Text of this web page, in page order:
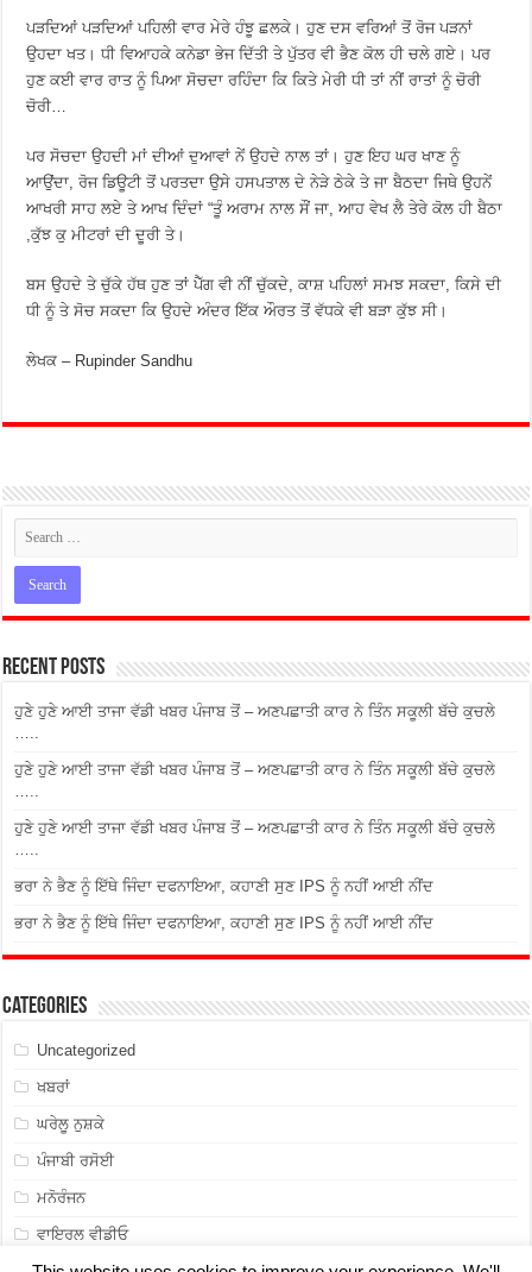
ਪੜਦਿਆਂ ਪੜਦਿਆਂ ਪਹਿਲੀ ਵਾਰ ਮੇਰੇ ਹੰਝੂ ਛਲਕੇ। ਹੁਣ ਦਸ ਵਰਿਆਂ ਤੋਂ ਰੋਜ ਪੜਨਾਂ
ਉਹਦਾ ਖਤ। ਧੀ ਵਿਆਹਕੇ ਕਨੇਡਾ ਭੇਜ ਦਿੱਤੀ ਤੇ ਪੁੱਤਰ ਵੀ ਭੈਣ ਕੋਲ ਹੀ ਚਲੇ ਗਏ। ਪਰ
ਹੁਣ ਕਈ ਵਾਰ ਰਾਤ ਨੂੰ ਪਿਆ ਸੋਚਦਾ ਰਹਿੰਦਾ ਕਿ ਕਿਤੇ ਮੇਰੀ ਧੀ ਤਾਂ ਨੀਂ ਰਾਤਾਂ ਨੂੰ ਚੋਰੀ
ਚੋਰੀ…
ਪਰ ਸੋਚਦਾ ਉਹਦੀ ਮਾਂ ਦੀਆਂ ਦੁਆਵਾਂ ਨੇਂ ਉਹਦੇ ਨਾਲ ਤਾਂ। ਹੁਣ ਇਹ ਘਰ ਖਾਣ ਨੂੰ
ਆਉਂਦਾ, ਰੋਜ ਡਿਊਟੀ ਤੋਂ ਪਰਤਦਾ ਉਸੇ ਹਸਪਤਾਲ ਦੇ ਨੇੜੇ ਠੇਕੇ ਤੇ ਜਾ ਬੈਠਦਾ ਜਿਥੇ ਉਹਨੇਂ
ਆਖਰੀ ਸਾਹ ਲਏ ਤੇ ਆਖ ਦਿੰਦਾਂ “ਤੂੰ ਅਰਾਮ ਨਾਲ ਸੌਂ ਜਾ, ਆਹ ਵੇਖ ਲੈ ਤੇਰੇ ਕੋਲ ਹੀ ਬੈਠਾ
,ਕੁੱਝ ਕੁ ਮੀਟਰਾਂ ਦੀ ਦੂਰੀ ਤੇ।
ਬਸ ਉਹਦੇ ਤੇ ਚੁੱਕੇ ਹੱਥ ਹੁਣ ਤਾਂ ਪੈੱਗ ਵੀ ਨੀਂ ਚੁੱਕਦੇ, ਕਾਸ਼ ਪਹਿਲਾਂ ਸਮਝ ਸਕਦਾ, ਕਿਸੇ ਦੀ
ਧੀ ਨੂੰ ਤੇ ਸੋਚ ਸਕਦਾ ਕਿ ਉਹਦੇ ਅੰਦਰ ਇੱਕ ਔਰਤ ਤੋਂ ਵੱਧਕੇ ਵੀ ਬੜਾ ਕੁੱਝ ਸੀ।
ਲੇਖਕ – Rupinder Sandhu
Recent Posts
ਹੁਣੇ ਹੁਣੇ ਆਈ ਤਾਜਾ ਵੱਡੀ ਖਬਰ ਪੰਜਾਬ ਤੋਂ – ਅਣਪਛਾਤੀ ਕਾਰ ਨੇ ਤਿੰਨ ਸਕੂਲੀ ਬੱਚੇ ਕੁਚਲੇ
…..
ਹੁਣੇ ਹੁਣੇ ਆਈ ਤਾਜਾ ਵੱਡੀ ਖਬਰ ਪੰਜਾਬ ਤੋਂ – ਅਣਪਛਾਤੀ ਕਾਰ ਨੇ ਤਿੰਨ ਸਕੂਲੀ ਬੱਚੇ ਕੁਚਲੇ
…..
ਹੁਣੇ ਹੁਣੇ ਆਈ ਤਾਜਾ ਵੱਡੀ ਖਬਰ ਪੰਜਾਬ ਤੋਂ – ਅਣਪਛਾਤੀ ਕਾਰ ਨੇ ਤਿੰਨ ਸਕੂਲੀ ਬੱਚੇ ਕੁਚਲੇ
…..
ਭਰਾ ਨੇ ਭੈਣ ਨੂੰ ਇੱਥੇ ਜਿੰਦਾ ਦਫਨਾਇਆ, ਕਹਾਣੀ ਸੁਣ IPS ਨੂੰ ਨਹੀਂ ਆਈ ਨੀਂਦ
ਭਰਾ ਨੇ ਭੈਣ ਨੂੰ ਇੱਥੇ ਜਿੰਦਾ ਦਫਨਾਇਆ, ਕਹਾਣੀ ਸੁਣ IPS ਨੂੰ ਨਹੀਂ ਆਈ ਨੀਂਦ
Categories
Uncategorized
ਖਬਰਾਂ
ਘਰੇਲੂ ਨੁਸ਼ਕੇ
ਪੰਜਾਬੀ ਰਸੋਈ
ਮਨੋਰੰਜਨ
ਵਾਇਰਲ ਵੀਡੀਓ